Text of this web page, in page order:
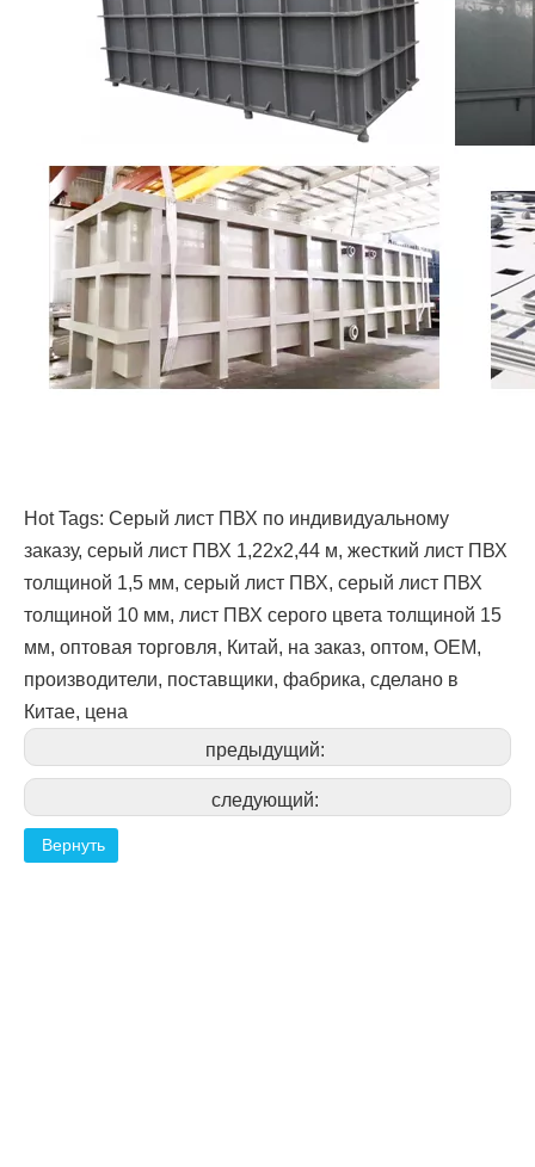
Hot Tags: Серый лист ПВХ по индивидуальному
заказу, серый лист ПВХ 1,22x2,44 м, жесткий лист ПВХ
толщиной 1,5 мм, серый лист ПВХ, серый лист ПВХ
толщиной 10 мм, лист ПВХ серого цвета толщиной 15
мм, оптовая торговля, Китай, на заказ, оптом, OEM,
производители, поставщики, фабрика, сделано в
Китае, цена
предыдущий:
следующий:
Вернуть